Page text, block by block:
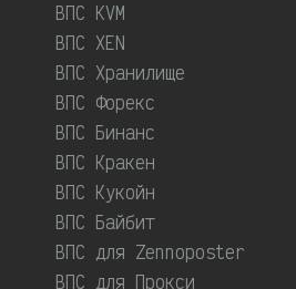
ВПС KVM
ВПС XEN
ВПС Хранилище
ВПС Форекс
ВПС Бинанс
ВПС Кракен
ВПС Кукойн
ВПС Байбит
ВПС для Zennoposter
ВПС для Прокси